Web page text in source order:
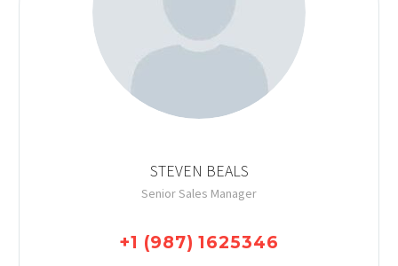
STEVEN BEALS
Senior Sales Manager
+1 (987) 1625346